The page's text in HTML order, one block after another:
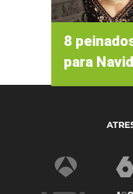
8
para